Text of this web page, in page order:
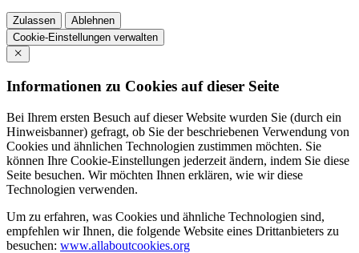
Zulassen
Ablehnen
Cookie-Einstellungen verwalten
Informationen zu Cookies auf dieser Seite
Bei Ihrem ersten Besuch auf dieser Website wurden Sie (durch ein
Hinweisbanner) gefragt, ob Sie der beschriebenen Verwendung von
Cookies und ähnlichen Technologien zustimmen möchten. Sie
können Ihre Cookie-Einstellungen jederzeit ändern, indem Sie diese
Seite besuchen. Wir möchten Ihnen erklären, wie wir diese
Technologien verwenden.
Um zu erfahren, was Cookies und ähnliche Technologien sind,
empfehlen wir Ihnen, die folgende Website eines Drittanbieters zu
besuchen: www.allaboutcookies.org